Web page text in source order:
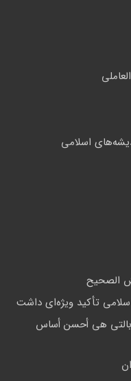
اسلامی
الصحيح
تأکید ویژه‌ای داشت
هي أحسن أساس